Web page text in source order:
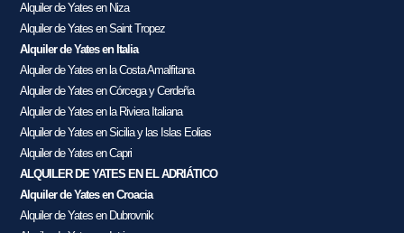
Alquiler de Yates en Niza
Alquiler de Yates en Saint Tropez
Alquiler de Yates en Italia
Alquiler de Yates en la Costa Amalfitana
Alquiler de Yates en Córcega y Cerdeña
Alquiler de Yates en la Riviera Italiana
Alquiler de Yates en Sicilia y las Islas Eolias
Alquiler de Yates en Capri
ALQUILER DE YATES EN EL ADRIÁTICO
Alquiler de Yates en Croacia
Alquiler de Yates en Dubrovnik